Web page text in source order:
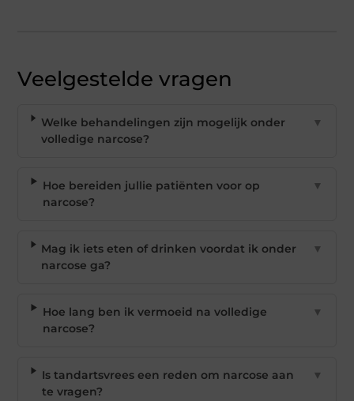
Veelgestelde vragen
Welke behandelingen zijn mogelijk onder
volledige narcose?
▼
Hoe bereiden jullie patiënten voor op
narcose?
▼
Mag ik iets eten of drinken voordat ik onder
narcose ga?
▼
Hoe lang ben ik vermoeid na volledige
narcose?
▼
Is tandartsvrees een reden om narcose aan
te vragen?
▼